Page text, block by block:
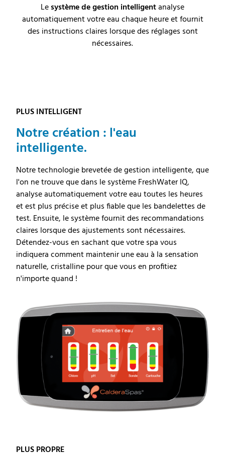
Lesystème de gestion intelligentanalyse
automatiquement votre eau chaque heure et fournit
des instructions claires lorsque des réglages sont
nécessaires.
PLUS INTELLIGENT
Notre création : l'eau
intelligente.
Notre technologie brevetée de gestion intelligente, que
l'on ne trouve que dans le système FreshWater IQ,
analyse automatiquement votre eau toutes les heures
et est plus précise et plus fiable que les bandelettes de
test. Ensuite, le système fournit des recommandations
claires lorsque des ajustements sont nécessaires.
Détendez-vous en sachant que votre spa vous
indiquera comment maintenir une eau à la sensation
naturelle, cristalline pour que vous en profitiez
n'importe quand !
PLUS PROPRE